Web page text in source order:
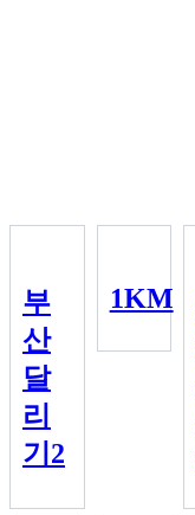
부
산
달
리
기2
1KM